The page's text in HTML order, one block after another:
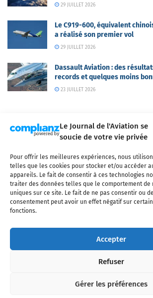
Le Journal de l'Aviation se
soucie de votre vie privée
Pour offrir les meilleures expériences, nous
telles que les cookies pour stocker et/ou accéder
appareils. Le fait de consentir à ces technologies
traiter des données telles que le comportement de
uniques sur ce site. Le fait de ne pas consentir ou
consentement peut avoir un effet négatif sur
fonctions.
Accepter
Refuser
Gérer les préférences
29 JUILLET 2026
Le C919-600, équivalent
a réalisé son premier vol
29 JUILLET 2026
Dassault Aviation : des
records et quelques moins
23 JUILLET 2026
Qui sommes-nous ? Nous contacter
Mentions légales
CGV Politique de
l'industrie aéronautique, l'aviation commerciale,
services MRO et après-vente, le financement et
civils, l'aéronautique de défense et l'industrie
interdite sans autorisation écrite spécifique du